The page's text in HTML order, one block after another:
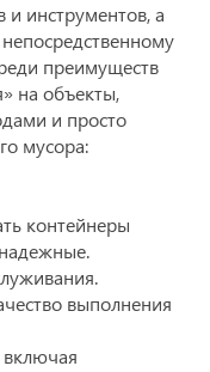
и инструментов, а
преимуществ
на объекты,
и просто
мусора:
контейнеры
выполнения